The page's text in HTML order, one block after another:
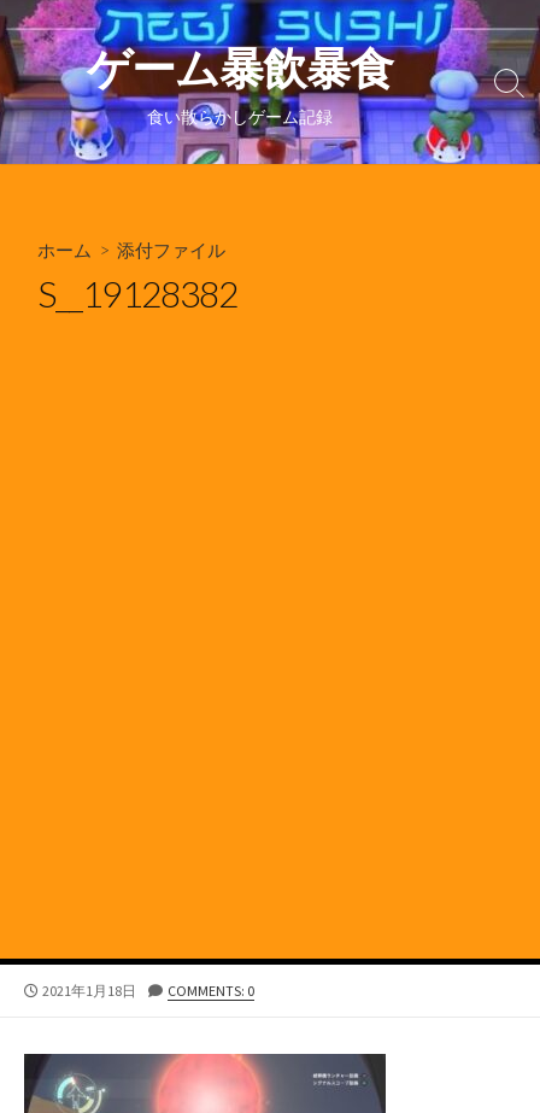
コ
ン
テ
ン
ツ
へ
ゲーム暴飲暴食
食い散らかしゲーム記録
検
索
り
ホーム > 添付ファイル
S__19128382
公
2021年1月18日 COMMENTS: 0